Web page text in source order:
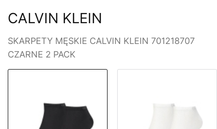
CALVIN KLEIN
SKARPETY MĘSKIE CALVIN KLEIN 701218707
CZARNE 2 PACK